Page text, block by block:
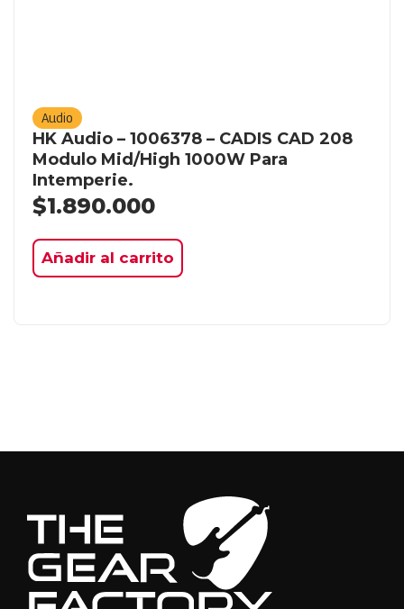
Audio
HK Audio – 1006378 – CADIS CAD 208
Modulo Mid/High 1000W Para
Intemperie.
$1.890.000
Añadir al carrito